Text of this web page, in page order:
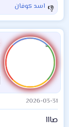
ا
ل
ت
ف
ا
ع
ل
ا
ت
:
اسد كوفان
2026-03-31
صااا